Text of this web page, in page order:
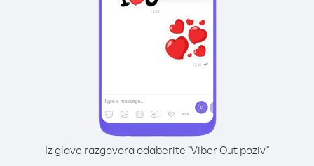
Iz glave razgovora odaberite "Viber Out poziv"